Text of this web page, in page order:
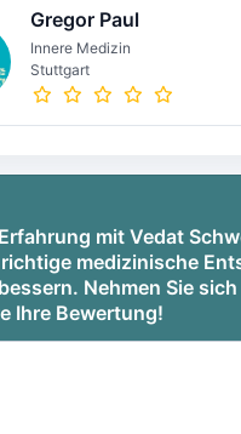
Gregor Paul
Innere Medizin
Stuttgart
mit Vedat
medizinische
Nehmen Sie
Ihre Bewertung!